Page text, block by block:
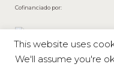
Cofinanciado por:
This website uses
We'll assume you're